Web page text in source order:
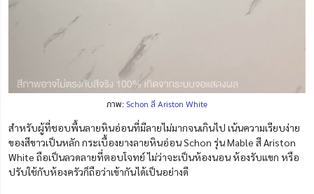
ภาพ:Schon สี Ariston White
สำหรับผู้ที่ชอบพื้นลายหินอ่อนที่มีลายไม่มากจนเกินไป เน้นความเรียบง่าย
ของสีขาวเป็นหลัก กระเบื้องยางลายหินอ่อน Schon รุ่น Mable สี Ariston
White ถือเป็นลวดลายที่ตอบโจทย์ ไม่ว่าจะเป็นห้องนอน ห้องรับแขก หรือ
ปรับใช้กับห้องครัวก็ถือว่าเข้ากันได้เป็นอย่างดี